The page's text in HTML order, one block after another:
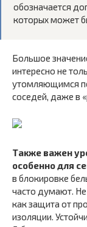
обозначается
которых может
Большое
интересно не
утомляющимся
соседей, даже в
Также важен
особенно для
в блокировке
часто думают.
как защита от
изоляции.